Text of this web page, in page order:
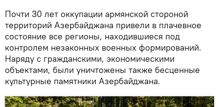
Почти 30 лет оккупации армянской стороной
территорий Азербайджана привели в плачевное
состояние все регионы, находившиеся под
контролем незаконных военных формирований.
Наряду с гражданскими, экономическими
объектами, были уничтожены также бесценные
культурные памятники Азербайджана.